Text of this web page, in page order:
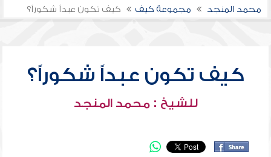
محمد المنجد
مجموعة كيف كيف تكون عبداً شكوراً؟
كيف تكون عبداً شكوراً؟
للشيخ : محمد المنجد